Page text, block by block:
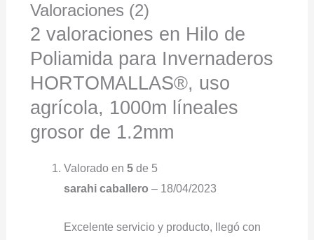
Valoraciones (2)
2 valoraciones en Hilo de
Poliamida para Invernaderos
HORTOMALLAS®, uso
agrícola, 1000m líneales
grosor de 1.2mm
Valorado en 5de 5
sarahi caballero – 18/04/2023
Excelente servicio y producto, llegó con